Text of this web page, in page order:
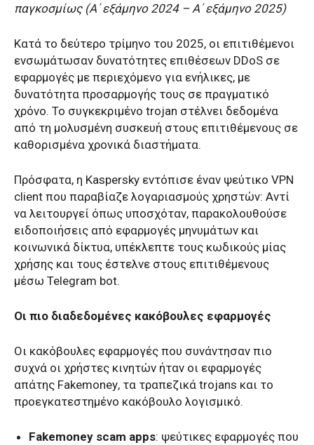
παγκοσμίως (Α΄ εξάμηνο 2024 – Α΄ εξάμηνο 2025)
Κατά το δεύτερο τρίμηνο του 2025, οι επιτιθέμενοι
ενσωμάτωσαν δυνατότητες επιθέσεων DDoS σε
εφαρμογές με περιεχόμενο για ενήλικες, με
δυνατότητα προσαρμογής τους σε πραγματικό
χρόνο. Το συγκεκριμένο trojan στέλνει δεδομένα
από τη μολυσμένη συσκευή στους επιτιθέμενους σε
καθορισμένα χρονικά διαστήματα.
Πρόσφατα, η Kaspersky εντόπισε έναν ψεύτικο VPN
client που παραβίαζε λογαριασμούς χρηστών: Αντί
να λειτουργεί όπως υποσχόταν, παρακολουθούσε
ειδοποιήσεις από εφαρμογές μηνυμάτων και
κοινωνικά δίκτυα, υπέκλεπτε τους κωδικούς μίας
χρήσης και τους έστελνε στους επιτιθέμενους
μέσω Telegram bot.
Οι πιο διαδεδομένες κακόβουλες εφαρμογές
Οι κακόβουλες εφαρμογές που συνάντησαν πιο
συχνά οι χρήστες κινητών ήταν οι εφαρμογές
απάτης Fakemoney, τα τραπεζικά trojans και το
προεγκατεστημένο κακόβουλο λογισμικό.
Fakemoney scam apps: ψεύτικες εφαρμογές που